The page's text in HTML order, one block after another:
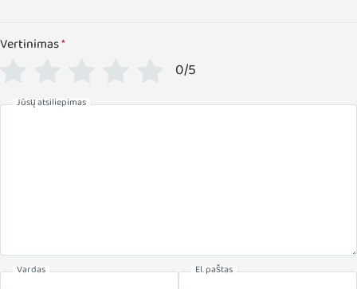
Vertinimas*
0/5
Jūsų atsiliepimas
Vardas El. paštas